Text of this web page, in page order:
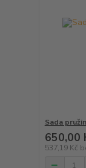
Sada
650,00
537,19 Kč